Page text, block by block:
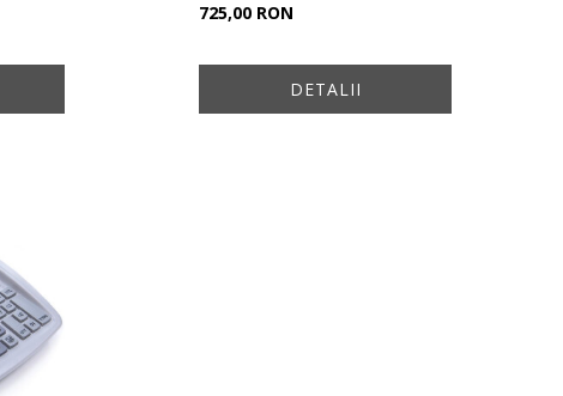
725,00 RON
DETALII